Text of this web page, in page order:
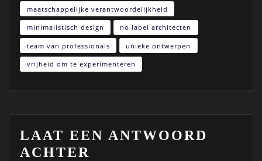
maatschappelijke verantwoordelijkheid
minimalistisch design no label architecten
team van professionals unieke ontwerpen
vrijheid om te experimenteren
LAAT EEN ANTWOORD
ACHTER